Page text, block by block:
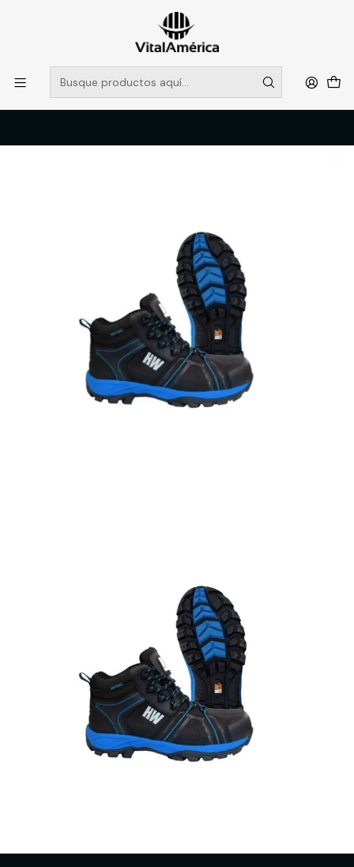
POR SISTEMA FRONTAL SOLO RETIROS EN TIENDA, DESDE
MUCHAS GRACIAS +569 5956 2237
Leer más
CALZADO
ZAPATOS DE SEGURIDAD
CALZADO DE SEGURIDAD HW BERING LOW CERTIFICADO NEGRO
44